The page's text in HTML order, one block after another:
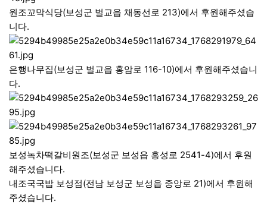
원조꼬막식당(보성군 벌교읍 채동선로 213)에서 후원해주셨습
니다.
은행나무집(보성군 벌교읍 홍암로 116-10)에서 후원해주셨습니
다.
보성녹차떡갈비원조(보성군 보성읍 흥성로 2541-4)에서 후원
해주셨습니다.
내조국국밥 보성점(전남 보성군 보성읍 중앙로 21)에서 후원해
주셨습니다.